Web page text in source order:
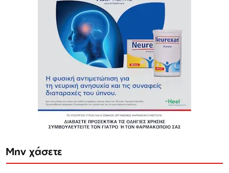
Μην χάσετε